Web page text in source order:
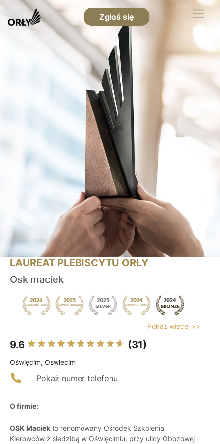
Zgłoś się
LAUREAT PLEBISCYTU ORŁY
Osk maciek
Pokaż więcej >>
9.6 (31)
Oświęcim, Oswiecim
Pokaż numer telefonu
O firmie:
OSK Maciek to renomowany Ośrodek Szkolenia
Kierowców z siedzibą w Oświęcimiu, przy ulicy Obozowej